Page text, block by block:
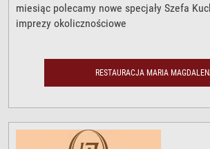
miesiąc polecamy nowe specjały Szefa
imprezy okolicznościowe
RESTAURACJA MARIA